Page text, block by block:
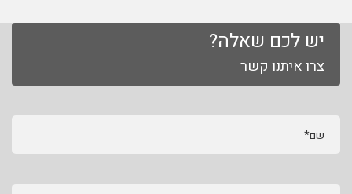
יש לכם שאלה?
צרו איתנו קשר
שם*